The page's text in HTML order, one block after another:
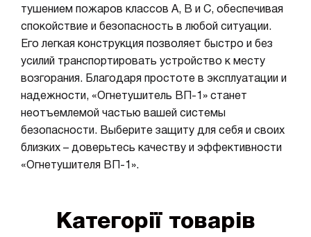
тушением пожаров классов A, B и C, обеспечивая
спокойствие и безопасность в любой ситуации.
Его легкая конструкция позволяет быстро и без
усилий транспортировать устройство к месту
возгорания. Благодаря простоте в эксплуатации и
надежности, «Огнетушитель ВП-1» станет
неотъемлемой частью вашей системы
безопасности. Выберите защиту для себя и своих
близких – доверьтесь качеству и эффективности
«Огнетушителя ВП-1».
Категорії товарів